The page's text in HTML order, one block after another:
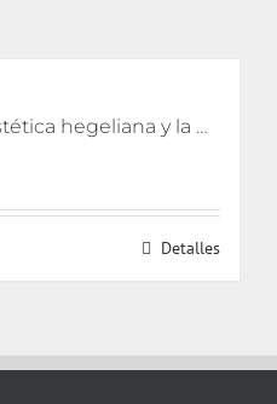
Arte y hostilidad. La estética hegeliana y la precipitación de la violencia
Detalles